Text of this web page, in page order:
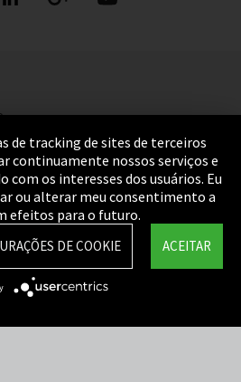
de tracking de sites de terceiros
continuamente nossos serviços e
com os interesses dos usuários. Eu
ou alterar meu consentimento a
efeitos para o futuro.
ACEITAR
DE COOKIE